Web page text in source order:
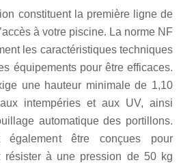
constituent la première ligne de
à votre piscine. La norme NF
les caractéristiques techniques
équipements pour être efficaces.
une hauteur minimale de 1,10
intempéries et aux UV, ainsi
automatique des portillons.
également être conçues pour
résister à une pression de 50 kg